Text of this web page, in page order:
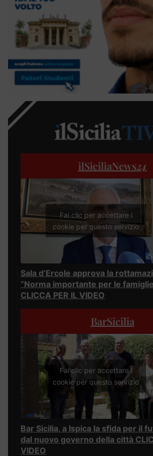
ilSiciliaNews24
Fai clic per accettare i
cookie per questo servizio
Sala d’Ercole approva la
“Norma importante per le
CLICCA PER IL VIDEO
BarSicilia
Fai clic per accettare i
cookie per questo servizio
Bar Sicilia, a Ispica la sfida per il
dal nuovo governo della città
VIDEO